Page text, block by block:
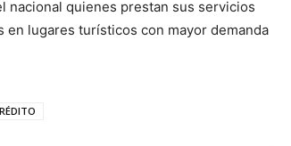
nacional quienes prestan sus servicios
lugares turísticos con mayor demanda